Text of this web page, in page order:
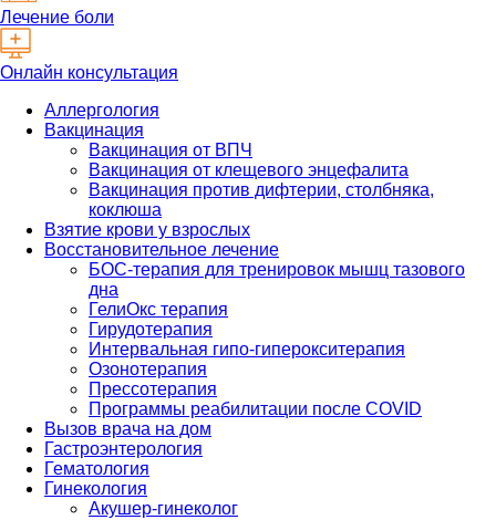
Лечение боли
Онлайн консультация
Аллергология
Вакцинация
Вакцинация от ВПЧ
Вакцинация от клещевого энцефалита
Вакцинация против дифтерии, столбняка,
коклюша
Взятие крови у взрослых
Восстановительное лечение
БОС-терапия для тренировок мышц тазового
дна
ГелиОкс терапия
Гирудотерапия
Интервальная гипо-гиперокситерапия
Озонотерапия
Прессотерапия
Программы реабилитации после СOVID
Вызов врача на дом
Гастроэнтерология
Гематология
Гинекология
Акушер-гинеколог